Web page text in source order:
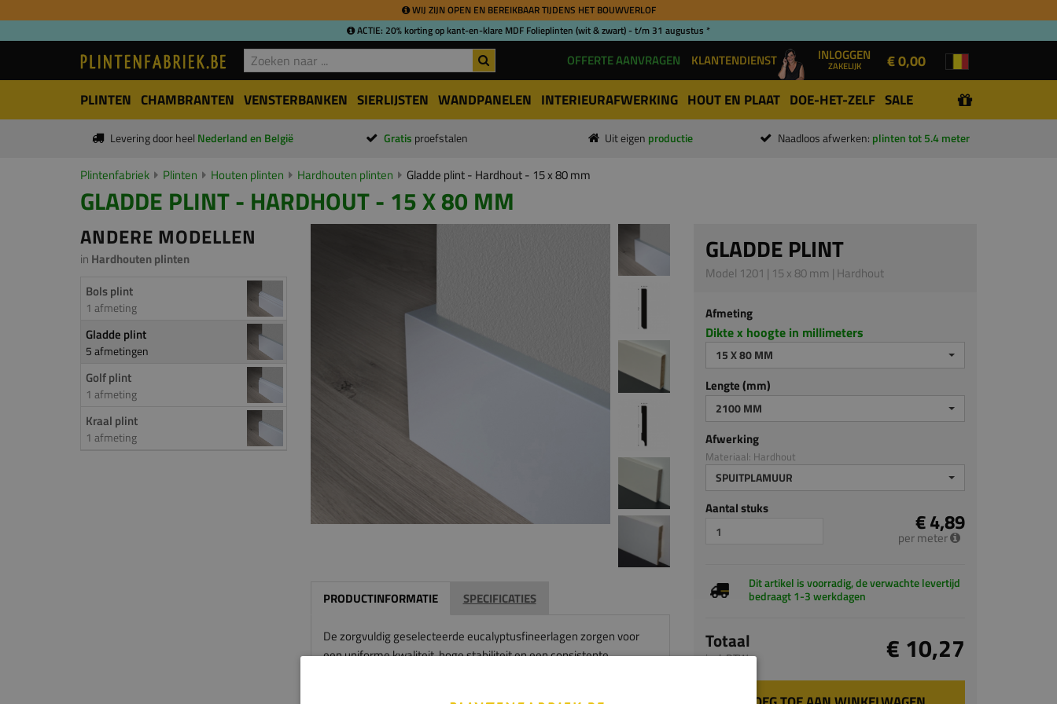
WIJ ZIJN OPEN EN BEREIKBAAR TIJDENS HET BOUWVERLOF
ACTIE: 20% korting op kant-en-klare MDF Folieplinten (wit & zwart) - t/m 31 augustus *
OFFERTE AANVRAGEN KLANTENDIENST INLOGGEN
ZAKELIJK € 0,00
PLINTEN CHAMBRANTEN VENSTERBANKEN SIERLIJSTEN WANDPANELEN INTERIEURAFWERKING HOUT EN PLAAT DOE-HET-ZELF SALE
Levering door heel Nederland en België Gratis proefstalen Uit eigen productie Naadloos afwerken: plinten tot 5.4 meter
Plintenfabriek Plinten Houten plinten Hardhouten plinten Gladde plint - Hardhout - 15 x 80 mm
GLADDE PLINT - HARDHOUT - 15 X 80 MM
ANDERE MODELLEN
in Hardhouten plinten
Bols plint
1 afmeting
Gladde plint
5 afmetingen
Golf plint
1 afmeting
Kraal plint
1 afmeting
PRODUCTINFORMATIE SPECIFICATIES
De zorgvuldig geselecteerde eucalyptusfineerlagen zorgen voor
een uniforme kwaliteit, hoge stabiliteit en een consistente
GLADDE PLINT
Model 1201 | 15 x 80 mm | Hardhout
Afmeting
Dikte x hoogte in millimeters
15 X 80 MM
Lengte (mm)
2100 MM
Afwerking
Materiaal: Hardhout
SPUITPLAMUUR
Aantal stuks € 4,89
per meter
Dit artikel is voorradig, de verwachte levertijd
bedraagt 1-3 werkdagen
Totaal
incl. BTW € 10,27